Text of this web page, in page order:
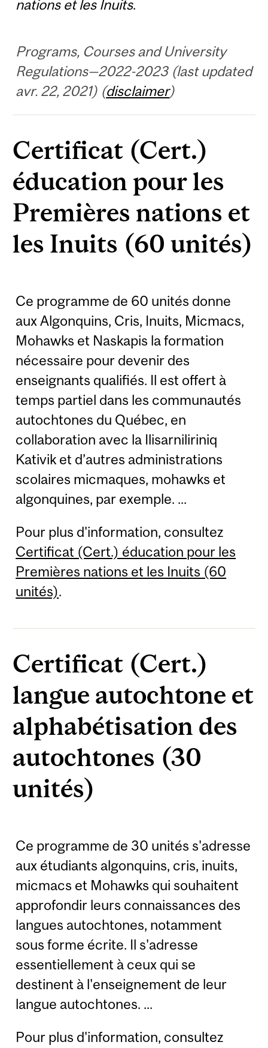
nations et les Inuits.
Programs, Courses and University
Regulations—2022-2023 (last updated
avr. 22, 2021) (disclaimer)
Certificat (Cert.)
éducation pour les
Premières nations et
les Inuits (60 unités)
Ce programme de 60 unités donne
aux Algonquins, Cris, Inuits, Micmacs,
Mohawks et Naskapis la formation
nécessaire pour devenir des
enseignants qualifiés. Il est offert à
temps partiel dans les communautés
autochtones du Québec, en
collaboration avec la Ilisarniliriniq
Kativik et d’autres administrations
scolaires micmaques, mohawks et
algonquines, par exemple. ...
Pour plus d'information, consultez
Certificat (Cert.) éducation pour les
Premières nations et les Inuits (60
unités).
Certificat (Cert.)
langue autochtone et
alphabétisation des
autochtones (30
unités)
Ce programme de 30 unités s'adresse
aux étudiants algonquins, cris, inuits,
micmacs et Mohawks qui souhaitent
approfondir leurs connaissances des
langues autochtones, notamment
sous forme écrite. Il s'adresse
essentiellement à ceux qui se
destinent à l'enseignement de leur
langue autochtones. ...
Pour plus d'information, consultez